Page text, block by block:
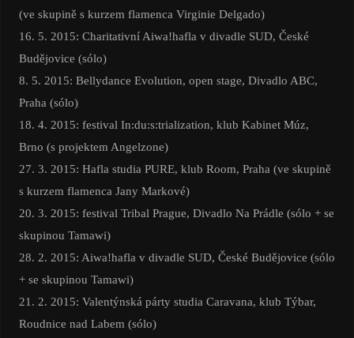
(ve skupině s kurzem flamenca Virginie Delgado)
16. 5. 2015: Charitativní Aiwa!hafla v divadle SUD, České
Budějovice (sólo)
8. 5. 2015: Bellydance Evolution, open stage, Divadlo ABC,
Praha (sólo)
18. 4. 2015: festival In:du:s:trialization, klub Kabinet Múz,
Brno (s projektem Angelzone)
27. 3. 2015: Hafla studia PURE, klub Room, Praha (ve skupině
s kurzem flamenca Jany Markové)
20. 3. 2015: festival Tribal Prague, Divadlo Na Prádle (sólo + se
skupinou Tamawi)
28. 2. 2015: Aiwa!hafla v divadle SUD, České Budějovice (sólo
+ se skupinou Tamawi)
21. 2. 2015: Valentýnská párty studia Caravana, klub Týbar,
Roudnice nad Labem (sólo)